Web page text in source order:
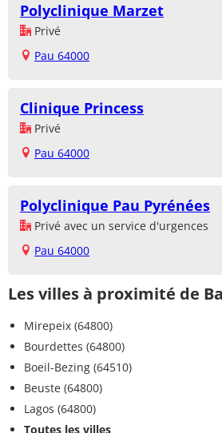
Polyclinique Marzet
Privé
Pau 64000
Clinique Princess
Privé
Pau 64000
Polyclinique Pau Pyrénées
Privé avec un service d'urgences
Pau 64000
Les villes à proximité de
Mirepeix (64800)
Bourdettes (64800)
Boeil-Bezing (64510)
Beuste (64800)
Lagos (64800)
Toutes les villes